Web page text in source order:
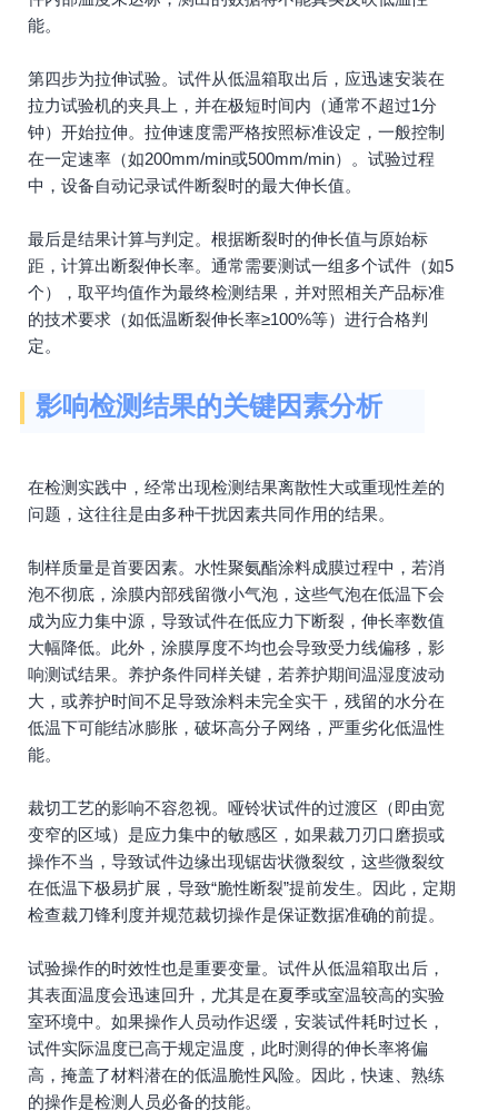
能。
第四步为拉伸试验。试件从低温箱取出后，应迅速安装在
拉力试验机的夹具上，并在极短时间内（通常不超过1分
钟）开始拉伸。拉伸速度需严格按照标准设定，一般控制
在一定速率（如200mm/min或500mm/min）。试验过程
中，设备自动记录试件断裂时的最大伸长值。
最后是结果计算与判定。根据断裂时的伸长值与原始标
距，计算出断裂伸长率。通常需要测试一组多个试件（如5
个），取平均值作为最终检测结果，并对照相关产品标准
的技术要求（如低温断裂伸长率≥100%等）进行合格判
定。
影响检测结果的关键因素分析
在检测实践中，经常出现检测结果离散性大或重现性差的
问题，这往往是由多种干扰因素共同作用的结果。
制样质量是首要因素。水性聚氨酯涂料成膜过程中，若消
泡不彻底，涂膜内部残留微小气泡，这些气泡在低温下会
成为应力集中源，导致试件在低应力下断裂，伸长率数值
大幅降低。此外，涂膜厚度不均也会导致受力线偏移，影
响测试结果。养护条件同样关键，若养护期间温湿度波动
大，或养护时间不足导致涂料未完全实干，残留的水分在
低温下可能结冰膨胀，破坏高分子网络，严重劣化低温性
能。
裁切工艺的影响不容忽视。哑铃状试件的过渡区（即由宽
变窄的区域）是应力集中的敏感区，如果裁刀刃口磨损或
操作不当，导致试件边缘出现锯齿状微裂纹，这些微裂纹
在低温下极易扩展，导致“脆性断裂”提前发生。因此，定期
检查裁刀锋利度并规范裁切操作是保证数据准确的前提。
试验操作的时效性也是重要变量。试件从低温箱取出后，
其表面温度会迅速回升，尤其是在夏季或室温较高的实验
室环境中。如果操作人员动作迟缓，安装试件耗时过长，
试件实际温度已高于规定温度，此时测得的伸长率将偏
高，掩盖了材料潜在的低温脆性风险。因此，快速、熟练
的操作是检测人员必备的技能。